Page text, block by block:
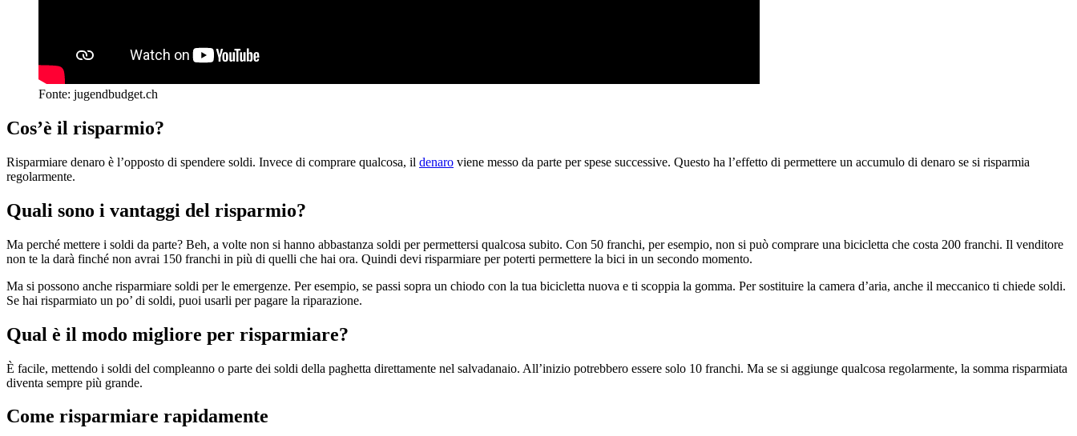
Fonte: jugendbudget.ch
Cos’è il risparmio?
Risparmiare denaro è l’opposto di spendere soldi. Invece di comprare qualcosa, il denaro viene messo da parte per spese successive. Questo ha l’effetto di permettere un accumulo di denaro se si risparmia
regolarmente.
Quali sono i vantaggi del risparmio?
Ma perché mettere i soldi da parte? Beh, a volte non si hanno abbastanza soldi per permettersi qualcosa subito. Con 50 franchi, per esempio, non si può comprare una bicicletta che costa 200 franchi. Il venditore
non te la darà finché non avrai 150 franchi in più di quelli che hai ora. Quindi devi risparmiare per poterti permettere la bici in un secondo momento.
Ma si possono anche risparmiare soldi per le emergenze. Per esempio, se passi sopra un chiodo con la tua bicicletta nuova e ti scoppia la gomma. Per sostituire la camera d’aria, anche il meccanico ti chiede soldi.
Se hai risparmiato un po’ di soldi, puoi usarli per pagare la riparazione.
Qual è il modo migliore per risparmiare?
È facile, mettendo i soldi del compleanno o parte dei soldi della paghetta direttamente nel salvadanaio. All’inizio potrebbero essere solo 10 franchi. Ma se si aggiunge qualcosa regolarmente, la somma risparmiata
diventa sempre più grande.
Come risparmiare rapidamente